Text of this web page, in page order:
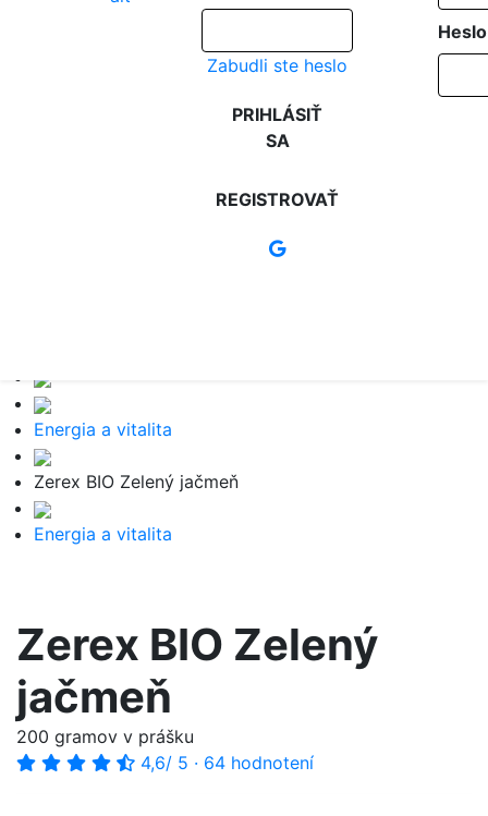
Zabudli ste heslo
PRIHLÁSIŤ
SA
REGISTROVAŤ
Energia a vitalita
Zerex BIO Zelený jačmeň
Energia a vitalita
Zerex BIO Zelený
jačmeň
200 gramov v prášku
4,6/ 5 · 64 hodnotení